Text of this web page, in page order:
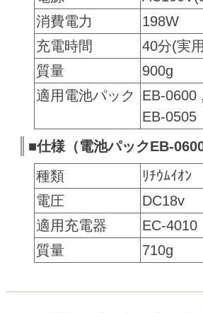
消費電力
198W
充電時間
40分(実用
質量
900g
適用電池パック
EB-0600
EB-0505
■仕様（電池パックEB-0600
種類
ﾘﾁｳﾑｲｵﾝ
電圧
DC18v
適用充電器
EC-4010
質量
710g